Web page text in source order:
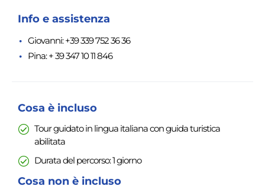
Info e assistenza
Giovanni: +39 339 752 36 36
Pina: + 39 347 10 11 846
Cosa è incluso
Tour guidato in lingua italiana con guida turistica
abilitata
Durata del percorso: 1 giorno
Cosa non è incluso